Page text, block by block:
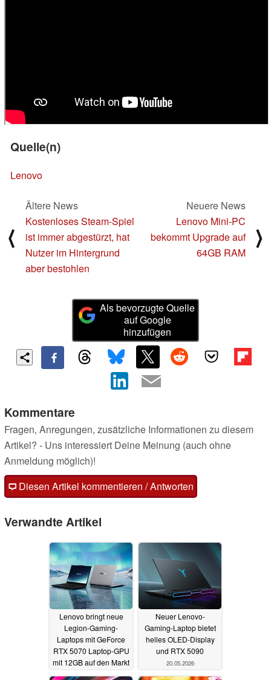
Quelle(n)
Lenovo
⟨
Ältere News
Kostenloses Steam-Spiel
ist immer abgestürzt, hat
Nutzer im Hintergrund
aber bestohlen
Neuere News
Lenovo Mini-PC
bekommt Upgrade auf
64GB RAM
⟩
Als bevorzugte Quelle
auf Google
hinzufügen
Kommentare
Fragen, Anregungen, zusätzliche Informationen zu diesem
Artikel? - Uns interessiert Deine Meinung (auch ohne
Anmeldung möglich)!
Diesen Artikel kommentieren / Antworten
Verwandte Artikel
Lenovo bringt neue
Legion-Gaming-
Laptops mit GeForce
RTX 5070 Laptop-GPU
mit 12GB auf den Markt
23.05.2026
Neuer Lenovo-
Gaming-Laptop bietet
helles OLED-Display
und RTX 5090
20.05.2026